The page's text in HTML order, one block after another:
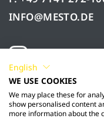
INFO@MESTO.DE
English
WE USE COOKIES
We may place these for
show personalised content
more information about the